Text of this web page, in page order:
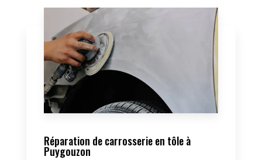
Réparation de carrosserie en tôle à
Puygouzon